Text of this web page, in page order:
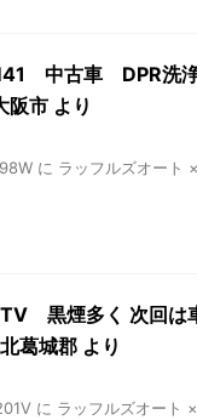
中古車 DPR洗
市 より
に ラッフルズオート
黒煙多く 次回は
葛城郡 より
に ラッフルズオート